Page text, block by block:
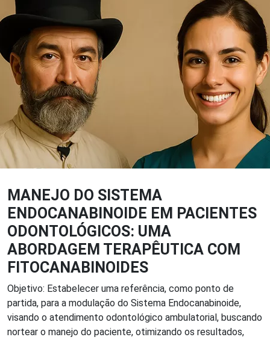
MANEJO DO SISTEMA
ENDOCANABINOIDE EM PACIENTES
ODONTOLÓGICOS: UMA
ABORDAGEM TERAPÊUTICA COM
FITOCANABINOIDES
Objetivo: Estabelecer uma referência, como ponto de
partida, para a modulação do Sistema Endocanabinoide,
visando o atendimento odontológico ambulatorial, buscando
nortear o manejo do paciente, otimizando os resultados,